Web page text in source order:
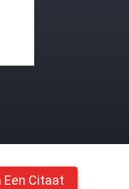
Een Citaat